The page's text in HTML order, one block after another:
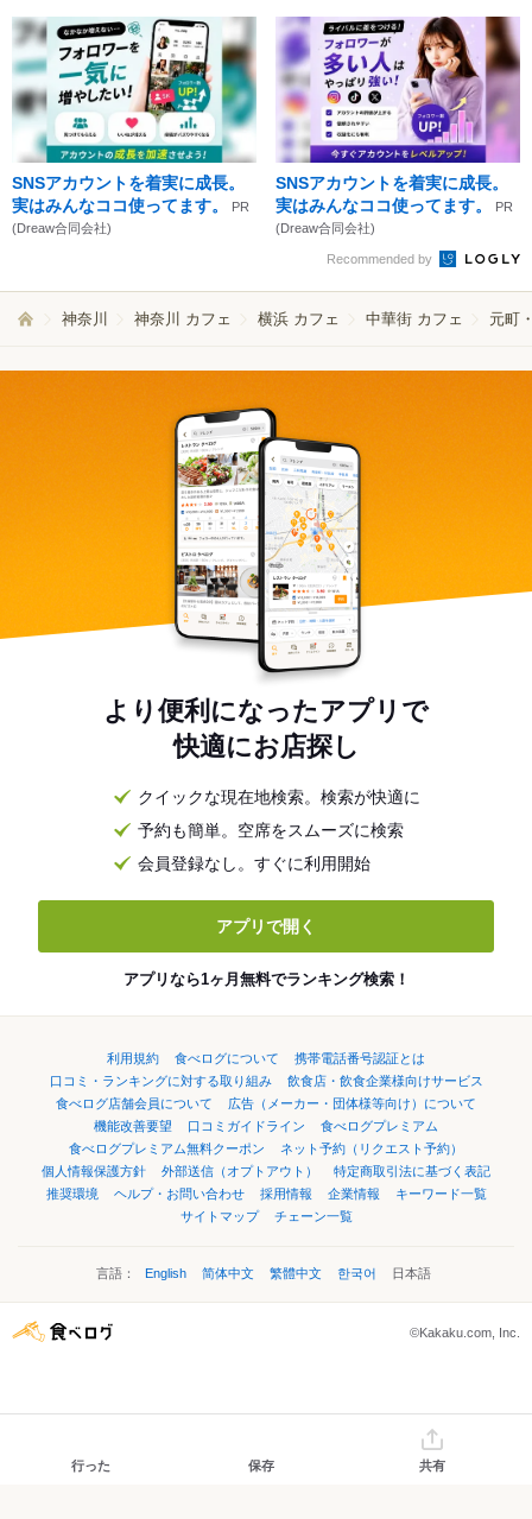
SNSアカウントを着実に成長。
実はみんなココ使ってます。
PR
(Dreaw合同会社)
SNSアカウントを着実に成長。
実はみんなココ使ってます。
PR
(Dreaw合同会社)
Recommended by
神奈川 神奈川 カフェ 横浜 カフェ 中華街 カフェ 元町
より便利になったアプリで
快適にお店探し
クイックな現在地検索。検索が快適に
予約も簡単。空席をスムーズに検索
会員登録なし。すぐに利用開始
アプリで開く
アプリなら1ヶ月無料でランキング検索！
利用規約 食べログについて
携帯電話番号認証とは
口コミ・ランキングに対する取り組み
飲食店・飲食企業様向けサービス
食べログ店舗会員について
広告（メーカー・団体様等向け）について
機能改善要望
口コミガイドライン
食べログプレミアム
食べログプレミアム無料クーポン
ネット予約（リクエスト予約）
個人情報保護方針
外部送信（オプトアウト）
特定商取引法に基づく表記
推奨環境
ヘルプ・お問い合わせ 採用情報 企業情報
キーワード一覧
サイトマップ
チェーン一覧
言語： English 简体中文 繁體中文 한국어 日本語
©Kakaku.com, Inc.
行った 保存 共有